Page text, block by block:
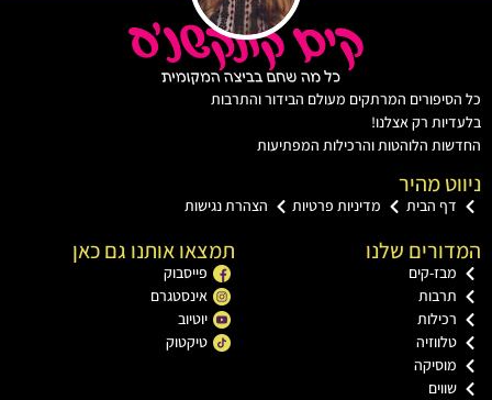
המרתקים מעולם הבידור והתרבות
רק אצלנו!
הלוהטות והרכילות המפתיעות
מהיר
הבית מדיניות פרטיות הצהרת נגישות
שלנו
קים
תמצאו אותנו גם כאן
פייסבוק
אינסטגרם
יוטיוב
טיקטוק